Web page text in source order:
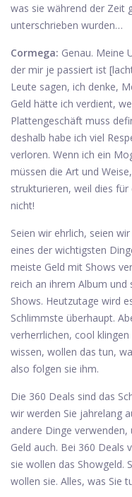
was sie während der Zeit
unterschrieben wurden…
Cormega: Genau. Meine
der mir je passiert ist
Leute sagen, ich denke,
Geld hätte ich verdient,
Plattengeschäft muss
deshalb habe ich viel
verloren. Wenn ich ein
müssen die Art und
strukturieren, weil dies
nicht!
Seien wir ehrlich, seien
eines der wichtigsten
meiste Geld mit Shows
reich an ihrem Album und
Shows. Heutzutage wird
Schlimmste überhaupt.
verherrlichen, cool
wissen, wollen das tun,
also folgen sie ihm.
Die 360 ​​Deals sind das
wir werden Sie jahrelang
andere Dinge verwenden,
Geld auch. Bei 360 Deals
sie wollen das Showgeld.
wollen sie. Alles, was Sie